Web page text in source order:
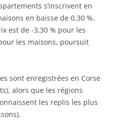
s’inscrivent en
en baisse de 0,30 %.
est de -3,30 % pour les
les maisons, poursuit
sont enregistrées en Corse
alors que les régions
les replis les plus